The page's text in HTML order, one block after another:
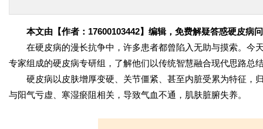
本文由【作者：17600103442】编辑，免费解疑答惑硬皮病
在硬皮病的漫长抗争中，许多患者都曾陷入无助与摸索。
专家组成的硬皮病专研组，了解他们以传统智慧融合现代思路总
硬皮病以皮肤增厚变硬、关节僵紧、甚至内脏受累为特征，
与阳气亏虚、寒湿瘀阻相关，导致气血不通，肌肤脏腑失养。